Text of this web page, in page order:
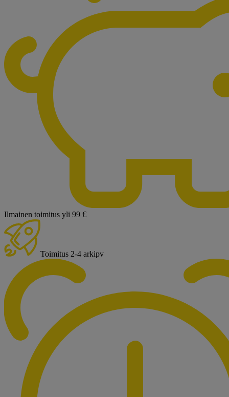
Ilmainen toimitus yli 99 €
Toimitus 2-4 arkipv